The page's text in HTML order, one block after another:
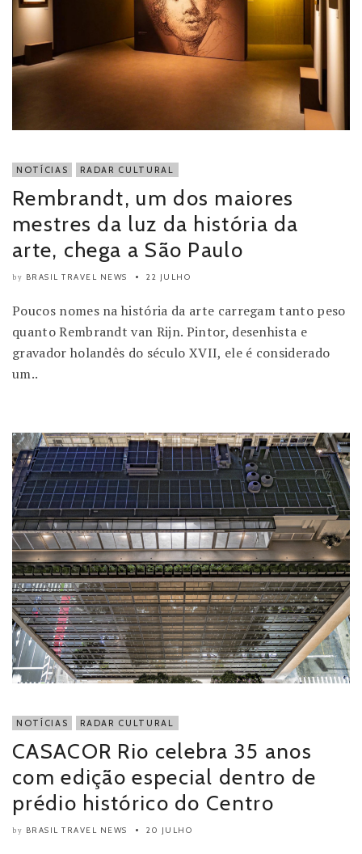
NOTÍCIAS RADAR CULTURAL
Rembrandt, um dos maiores
mestres da luz da história da
arte, chega a São Paulo
by BRASIL TRAVEL NEWS 22 JULHO
Poucos nomes na história da arte carregam tanto peso
quanto Rembrandt van Rijn. Pintor, desenhista e
gravador holandês do século XVII, ele é considerado
um..
NOTÍCIAS RADAR CULTURAL
CASACOR Rio celebra 35 anos
com edição especial dentro de
prédio histórico do Centro
by BRASIL TRAVEL NEWS 20 JULHO